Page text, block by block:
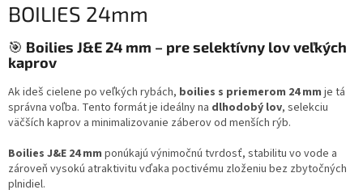
BOILIES 24mm
🎯 Boilies J&E 24 mm – pre selektívny lov veľkých
kaprov
Ak ideš cielene po veľkých rybách, boilies s priemerom 24 mm je tá
správna voľba. Tento formát je ideálny na dlhodobý lov, selekciu
väčších kaprov a minimalizovanie záberov od menších rýb.
Boilies J&E 24 mm ponúkajú výnimočnú tvrdosť, stabilitu vo vode a
zároveň vysokú atraktivitu vďaka poctivému zloženiu bez zbytočných
plnidiel.